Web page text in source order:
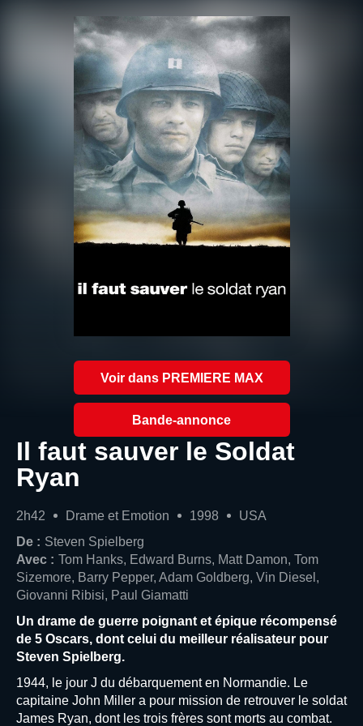
Voir dans PREMIERE MAX
Bande-annonce
Il faut sauver le Soldat
Ryan
2h42 Drame et Emotion 1998
USA
De : Steven Spielberg
Avec : Tom Hanks, Edward Burns, Matt Damon, Tom
Sizemore, Barry Pepper, Adam Goldberg, Vin Diesel,
Giovanni Ribisi, Paul Giamatti
Un drame de guerre poignant et épique récompensé
de 5 Oscars, dont celui du meilleur réalisateur pour
Steven Spielberg.
1944, le jour J du débarquement en Normandie. Le
capitaine John Miller a pour mission de retrouver le soldat
James Ryan, dont les trois frères sont morts au combat.